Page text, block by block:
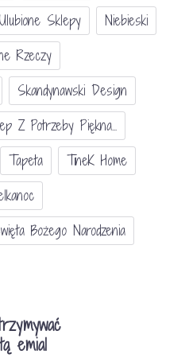
Sklepy
Niebieski
Rzeczy
Skandynawski Design
Z Potrzeby Piękna...
Tapeta
TineK Home
Bożego Narodzenia
emial